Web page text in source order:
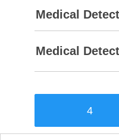
Medical
Medical
4